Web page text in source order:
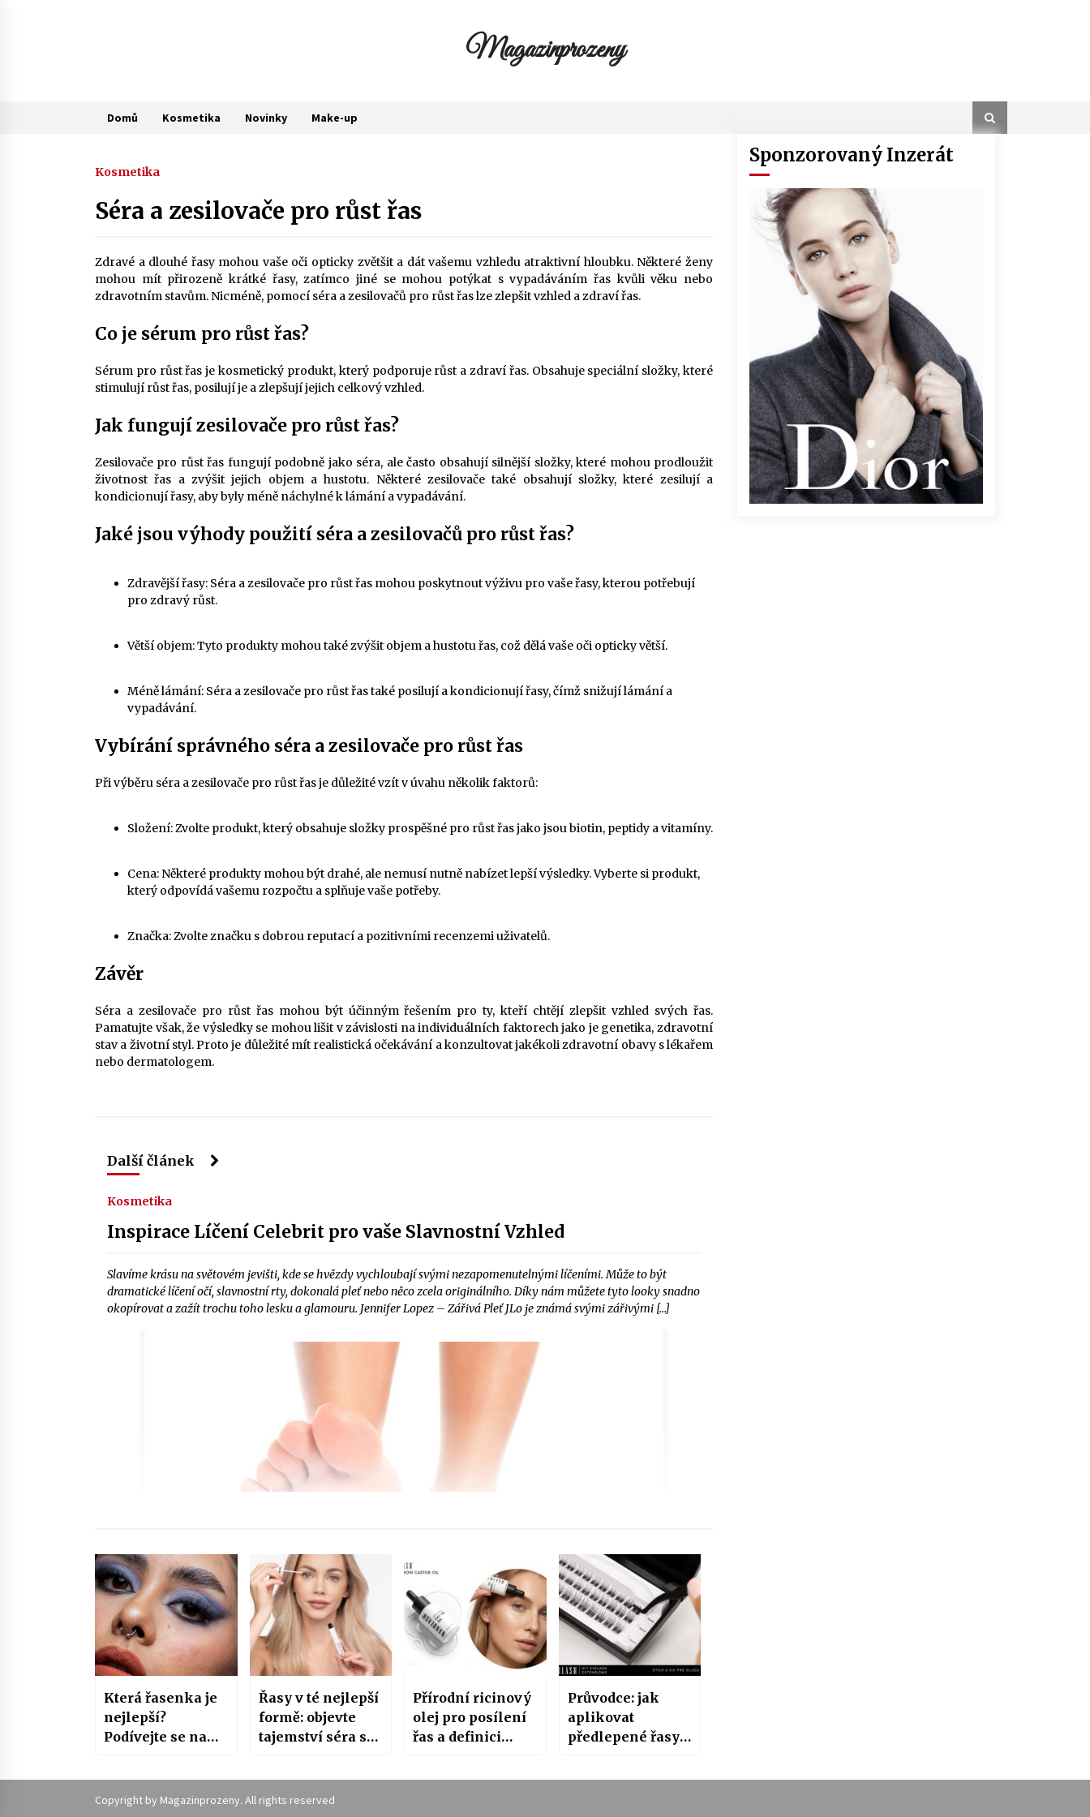
Magazinprozeny
Domů Kosmetika Novinky Make-up
Kosmetika
Séra a zesilovače pro růst řas
Zdravé a dlouhé řasy mohou vaše oči opticky zvětšit a dát vašemu vzhledu atraktivní hloubku. Některé ženy
mohou mít přirozeně krátké řasy, zatímco jiné se mohou potýkat s vypadáváním řas kvůli věku nebo
zdravotním stavům. Nicméně, pomocí séra a zesilovačů pro růst řas lze zlepšit vzhled a zdraví řas.
Co je sérum pro růst řas?
Sérum pro růst řas je kosmetický produkt, který podporuje růst a zdraví řas. Obsahuje speciální složky, které
stimulují růst řas, posilují je a zlepšují jejich celkový vzhled.
Jak fungují zesilovače pro růst řas?
Zesilovače pro růst řas fungují podobně jako séra, ale často obsahují silnější složky, které mohou prodloužit
životnost řas a zvýšit jejich objem a hustotu. Některé zesilovače také obsahují složky, které zesilují a
kondicionují řasy, aby byly méně náchylné k lámání a vypadávání.
Jaké jsou výhody použití séra a zesilovačů pro růst řas?
Zdravější řasy: Séra a zesilovače pro růst řas mohou poskytnout výživu pro vaše řasy, kterou potřebují
pro zdravý růst.
Větší objem: Tyto produkty mohou také zvýšit objem a hustotu řas, což dělá vaše oči opticky větší.
Méně lámání: Séra a zesilovače pro růst řas také posilují a kondicionují řasy, čímž snižují lámání a
vypadávání.
Vybírání správného séra a zesilovače pro růst řas
Při výběru séra a zesilovače pro růst řas je důležité vzít v úvahu několik faktorů:
Složení: Zvolte produkt, který obsahuje složky prospěšné pro růst řas jako jsou biotin, peptidy a vitamíny.
Cena: Některé produkty mohou být drahé, ale nemusí nutně nabízet lepší výsledky. Vyberte si produkt,
který odpovídá vašemu rozpočtu a splňuje vaše potřeby.
Značka: Zvolte značku s dobrou reputací a pozitivními recenzemi uživatelů.
Závěr
Séra a zesilovače pro růst řas mohou být účinným řešením pro ty, kteří chtějí zlepšit vzhled svých řas.
Pamatujte však, že výsledky se mohou lišit v závislosti na individuálních faktorech jako je genetika, zdravotní
stav a životní styl. Proto je důležité mít realistická očekávání a konzultovat jakékoli zdravotní obavy s lékařem
nebo dermatologem.
Další článek
Kosmetika
Inspirace Líčení Celebrit pro vaše Slavnostní Vzhled
Slavíme krásu na světovém jevišti, kde se hvězdy vychloubají svými nezapomenutelnými líčeními. Může to být
dramatické líčení očí, slavnostní rty, dokonalá pleť nebo něco zcela originálního. Díky nám můžete tyto looky snadno
okopírovat a zažít trochu toho lesku a glamouru. Jennifer Lopez – Zářivá Pleť JLo je známá svými zářivými […]
Která řasenka je
nejlepší?
Podívejte se na
Řasy v té nejlepší
formě: objevte
tajemství séra s
Nanolash
Přírodní ricinový
olej pro posílení
řas a definici
Nanolash Castor
Průvodce: jak
aplikovat
předlepené řasy
Glued Lashes v
Sponzorovaný Inzerát
Copyright by Magazinprozeny. All rights reserved